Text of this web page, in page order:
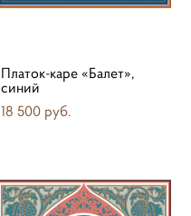
Платок-каре «Балет»,
синий
18 500 pуб.